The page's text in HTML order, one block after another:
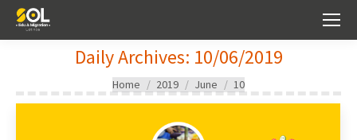
Daily Archives: 10/06/2019
You are here:
Home 2019 June 10